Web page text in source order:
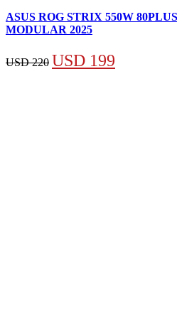
ASUS ROG STRIX 550W
MODULAR 2025
USD220 El
USD 199